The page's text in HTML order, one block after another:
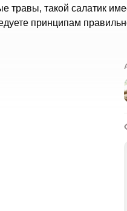
такой салатик
принципам